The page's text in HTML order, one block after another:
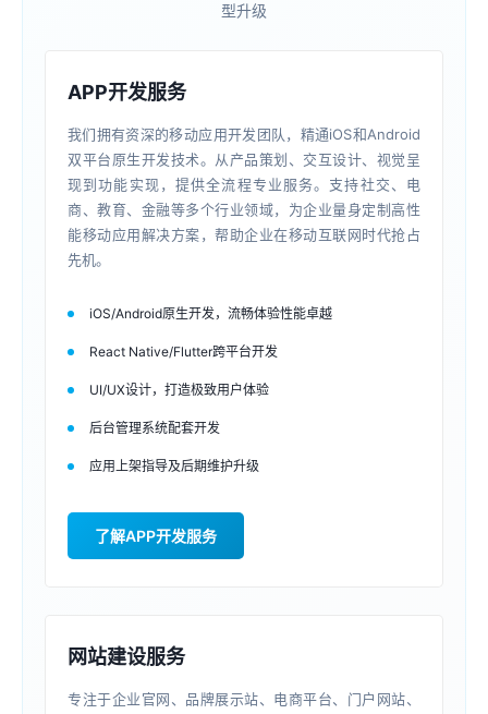
型升级
APP开发服务
我们拥有资深的移动应用开发团队，精通iOS和Android
双平台原生开发技术。从产品策划、交互设计、视觉呈
现到功能实现，提供全流程专业服务。支持社交、电
商、教育、金融等多个行业领域，为企业量身定制高性
能移动应用解决方案，帮助企业在移动互联网时代抢占
先机。
iOS/Android原生开发，流畅体验性能卓越
React Native/Flutter跨平台开发
UI/UX设计，打造极致用户体验
后台管理系统配套开发
应用上架指导及后期维护升级
了解APP开发服务
网站建设服务
专注于企业官网、品牌展示站、电商平台、门户网站、